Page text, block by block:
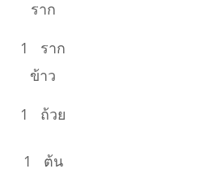
ราก
ชี
1 ราก
ข้าว
ย
1 ถ้วย
ชี
1 ต้น